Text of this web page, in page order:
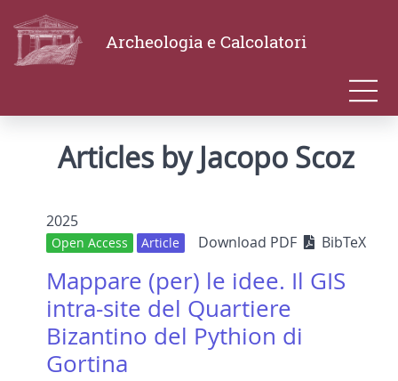
Archeologia e Calcolatori
Articles by Jacopo Scoz
2025
Open Access Article Download PDF BibTeX
Mappare (per) le idee. Il GIS
intra-site del Quartiere
Bizantino del Pythion di
Gortina